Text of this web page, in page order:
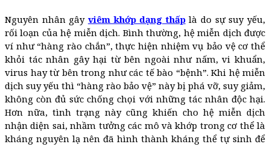
Nguyên nhân gây viêm khớp dạng thấplà do sự suy yếu,
rối loạn của hệ miễn dịch. Bình thường, hệ miễn dịch được
ví như “hàng rào chắn”, thực hiện nhiệm vụ bảo vệ cơ thể
khỏi tác nhân gây hại từ bên ngoài như nấm, vi khuẩn,
virus hay từ bên trong như các tế bào “bệnh”. Khi hệ miễn
dịch suy yếu thì “hàng rào bảo vệ” này bị phá vỡ, suy giảm,
không còn đủ sức chống chọi với những tác nhân độc hại.
Hơn nữa, tình trạng này cũng khiến cho hệ miễn dịch
nhận diện sai, nhầm tưởng các mô và khớp trong cơ thể là
kháng nguyên lạ nên đã hình thành kháng thể tự sinh để